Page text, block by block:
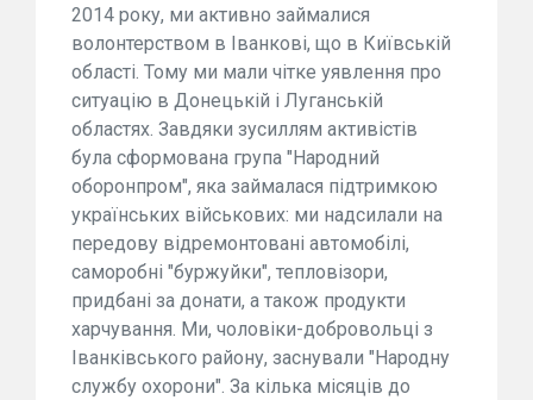
2014 року, ми активно займалися
волонтерством в Іванкові, що в Київській
області. Тому ми мали чітке уявлення про
ситуацію в Донецькій і Луганській
областях. Завдяки зусиллям активістів
була сформована група "Народний
оборонпром", яка займалася підтримкою
українських військових: ми надсилали на
передову відремонтовані автомобілі,
саморобні "буржуйки", тепловізори,
придбані за донати, а також продукти
харчування. Ми, чоловіки-добровольці з
Іванківського району, заснували "Народну
службу охорони". За кілька місяців до